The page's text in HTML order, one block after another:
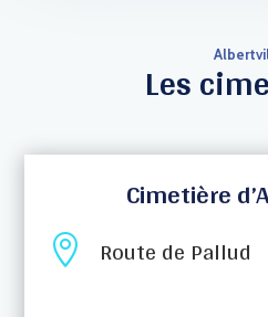
Les
Cimetière
 Route de Pallud